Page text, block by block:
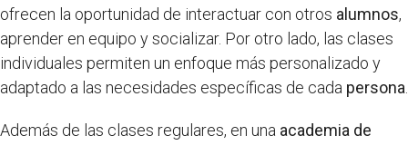
ofrecen la oportunidad de interactuar con otros alumnos,
aprender en equipo y socializar. Por otro lado, las clases
individuales permiten un enfoque más personalizado y
adaptado a las necesidades específicas de cada persona
Además de las clases regulares, en una academia de